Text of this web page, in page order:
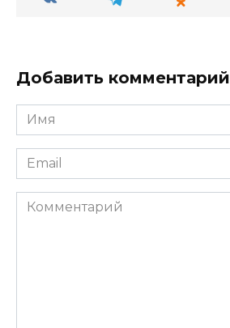
Добавить комментарий
Имя
*
Email
*
Комментарий